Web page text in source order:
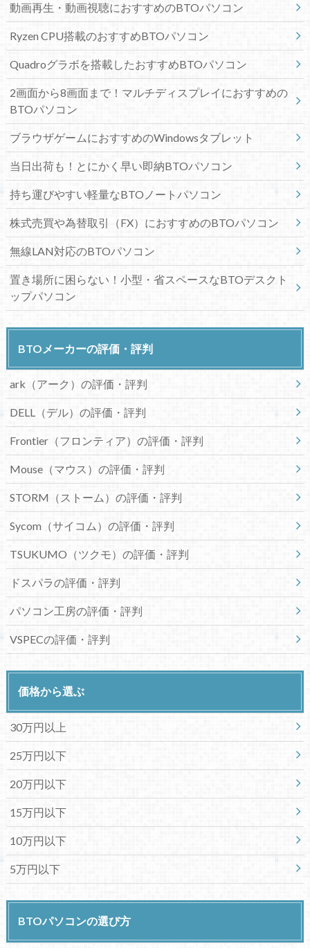
動画再生・動画視聴におすすめのBTOパソコン
Ryzen CPU搭載のおすすめBTOパソコン
Quadroグラボを搭載したおすすめBTOパソコン
2画面から8画面まで！マルチディスプレイにおすすめの
BTOパソコン
ブラウザゲームにおすすめのWindowsタブレット
当日出荷も！とにかく早い即納BTOパソコン
持ち運びやすい軽量なBTOノートパソコン
株式売買や為替取引（FX）におすすめのBTOパソコン
無線LAN対応のBTOパソコン
置き場所に困らない！小型・省スペースなBTOデスクト
ップパソコン
BTOメーカーの評価・評判
ark（アーク）の評価・評判
DELL（デル）の評価・評判
Frontier（フロンティア）の評価・評判
Mouse（マウス）の評価・評判
STORM（ストーム）の評価・評判
Sycom（サイコム）の評価・評判
TSUKUMO（ツクモ）の評価・評判
ドスパラの評価・評判
パソコン工房の評価・評判
VSPECの評価・評判
価格から選ぶ
30万円以上
25万円以下
20万円以下
15万円以下
10万円以下
5万円以下
BTOパソコンの選び方